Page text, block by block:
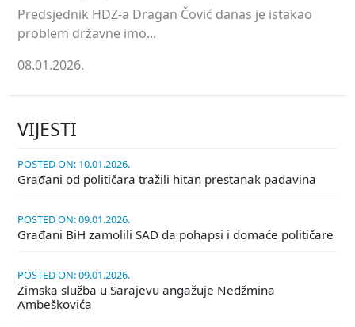
Predsjednik HDZ-a Dragan Čović danas je istakao
problem državne imo...
08.01.2026.
VIJESTI
POSTED ON: 10.01.2026.
Građani od političara tražili hitan prestanak padavina
POSTED ON: 09.01.2026.
Građani BiH zamolili SAD da pohapsi i domaće političare
POSTED ON: 09.01.2026.
Zimska služba u Sarajevu angažuje Nedžmina
Ambeškovića